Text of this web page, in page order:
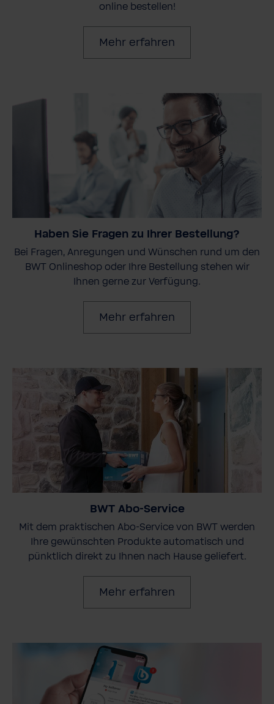
online bestellen!
Mehr erfahren
Haben Sie Fragen zu Ihrer Bestellung?
Bei Fragen, Anregungen und Wünschen rund um den
BWT Onlineshop oder Ihre Bestellung stehen wir
Ihnen gerne zur Verfügung.
Mehr erfahren
BWT Abo-Service
Mit dem praktischen Abo-Service von BWT werden
Ihre gewünschten Produkte automatisch und
pünktlich direkt zu Ihnen nach Hause geliefert.
Mehr erfahren